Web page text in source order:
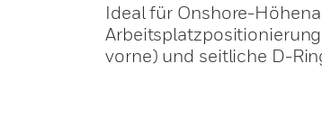
Ideal für Onshore-
vorne) und seitliche D-